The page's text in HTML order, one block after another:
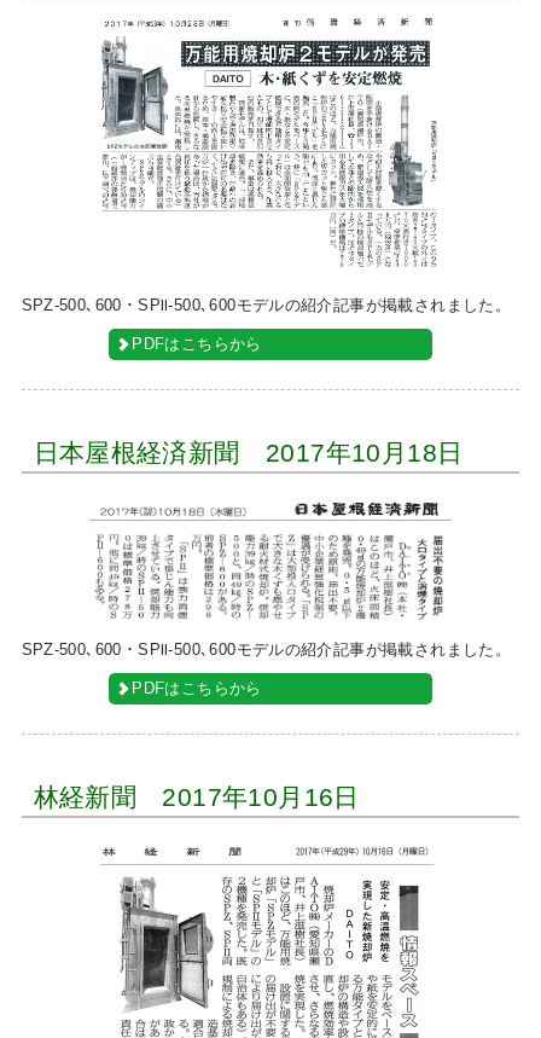
SPZ-500､600・SPⅡ-500､600モデルの紹介記事が掲載されました。
PDFはこちらから
日本屋根経済新聞 2017年10月18日
SPZ-500､600・SPⅡ-500､600モデルの紹介記事が掲載されました。
PDFはこちらから
林経新聞 2017年10月16日